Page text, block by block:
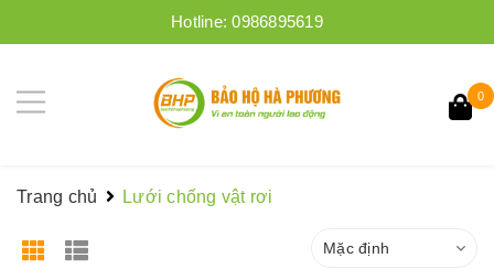
Hotline:0986895619
0
Trang chủ Lưới chống vật rơi
Mặc định